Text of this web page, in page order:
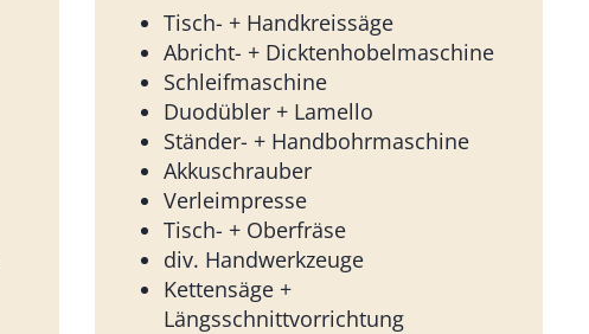
Tisch- + Handkreissäge
Abricht- + Dicktenhobelmaschine
Schleifmaschine
Duodübler + Lamello
Ständer- + Handbohrmaschine
Akkuschrauber
Verleimpresse
Tisch- + Oberfräse
div. Handwerkzeuge
Kettensäge +
Längsschnittvorrichtung